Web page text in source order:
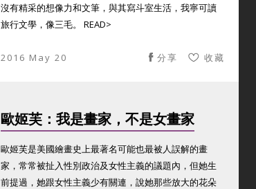
沒有精采的想像力和文筆，與其寫斗室生活，我寧可讀
旅行文學，像三毛。 READ>
2016 May 20 收藏
分享
歐姬芙：我是畫家，不是女畫家
歐姬芙是美國繪畫史上最著名可能也最被人誤解的畫
家，常常被扯入性別政治及女性主義的議題內，但她生
前提過，她跟女性主義少有關連，說她那些放大的花朵